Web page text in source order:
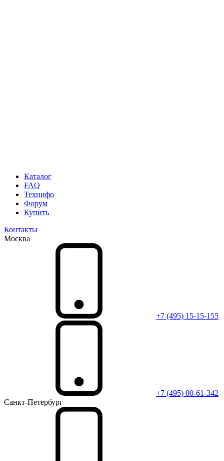
Каталог
FAQ
Технифо
Форум
Купить
Контакты
Москва
+7 (495) 15-15-155
+7 (495) 00-61-342
Санкт-Петербург